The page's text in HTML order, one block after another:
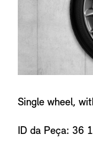
Single wheel,
ID da Peça: 36